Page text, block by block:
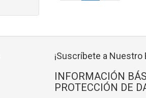
¡Suscríbete a Nuestro
INFORMACIÓN
PROTECCIÓN DE